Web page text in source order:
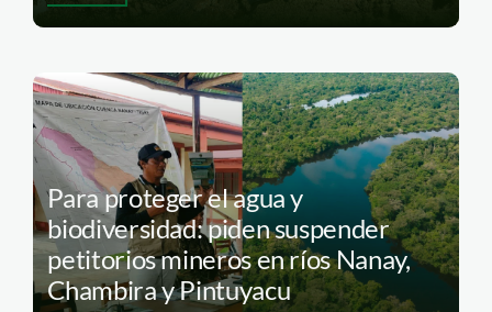
Para proteger el agua y
biodiversidad: piden suspender
petitorios mineros en ríos Nanay,
Chambira y Pintuyacu